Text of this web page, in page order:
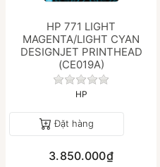
nào cho sản phẩm này.
HP 771 LIGHT
MAGENTA/LIGHT CYAN
DESIGNJET PRINTHEAD
(CE019A)
Chưa có đánh
HP
Đặt hàng
3.850.000₫